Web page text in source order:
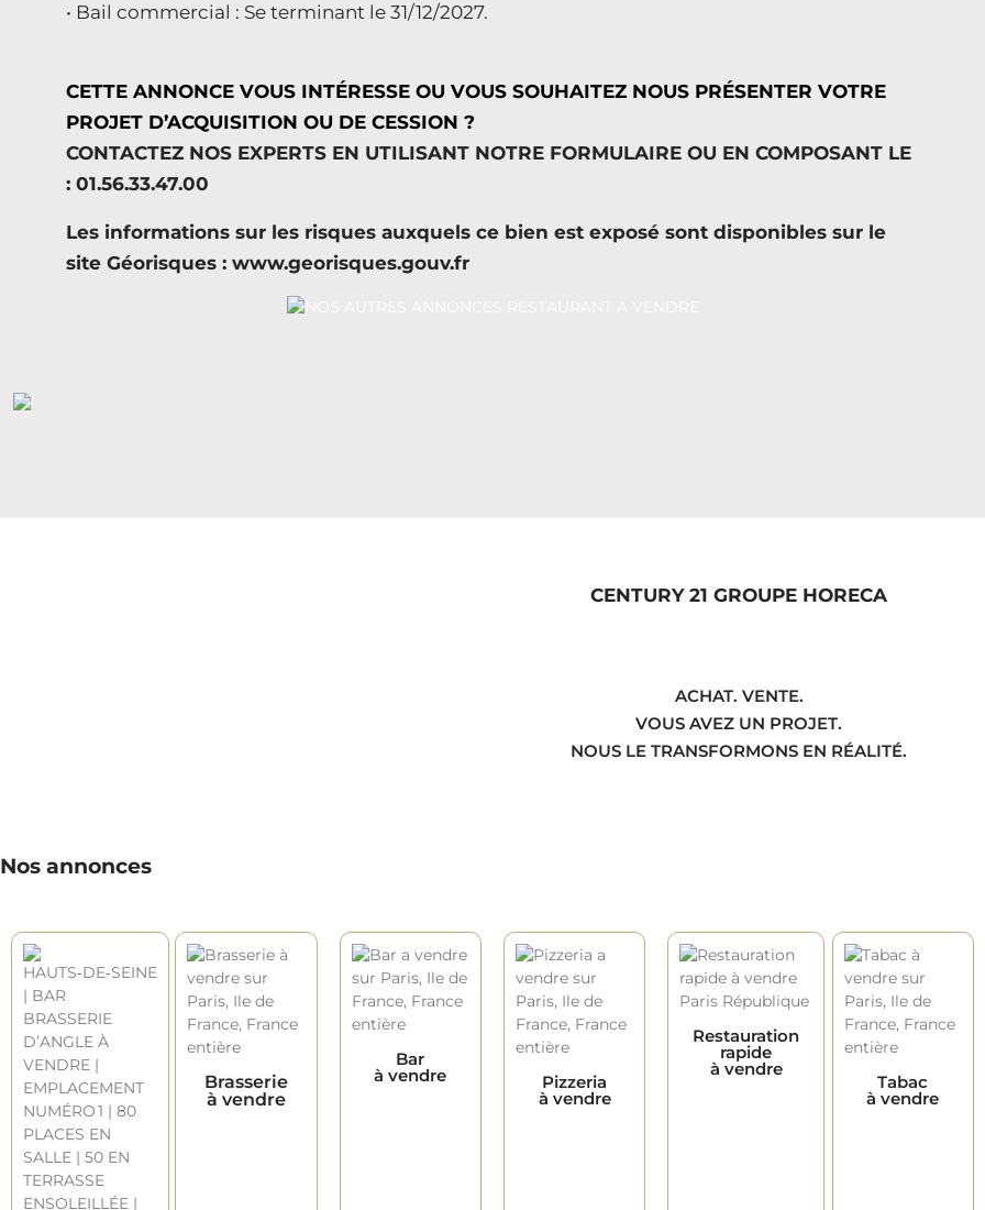
• Bail commercial : Se terminant le 31/12/2027.
CETTE ANNONCE VOUS INTÉRESSE OU VOUS SOUHAITEZ NOUS PRÉSENTER VOTRE
PROJET D’ACQUISITION OU DE CESSION ?
CONTACTEZ NOS EXPERTS EN UTILISANT NOTRE FORMULAIRE OU EN COMPOSANT LE
: 01.56.33.47.00
Les informations sur les risques auxquels ce bien est exposé sont disponibles sur le
site Géorisques : www.georisques.gouv.fr
CENTURY 21 GROUPE HORECA
ACHAT. VENTE.
VOUS AVEZ UN PROJET.
NOUS LE TRANSFORMONS EN RÉALITÉ.
Nos annonces
Brasserie
à vendre
Bar
à vendre Pizzeria
à vendre
Restauration
rapide
à vendre
Tabac
à vendre